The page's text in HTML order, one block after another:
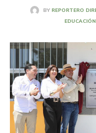
BY REPORTERO
EDUCACIÓN